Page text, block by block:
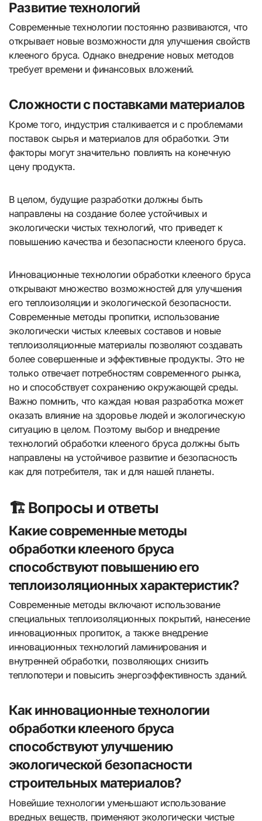
Развитие технологий
Современные технологии постоянно развиваются, что
открывает новые возможности для улучшения свойств
клееного бруса. Однако внедрение новых методов
требует времени и финансовых вложений.
Сложности с поставками материалов
Кроме того, индустрия сталкивается и с проблемами
поставок сырья и материалов для обработки. Эти
факторы могут значительно повлиять на конечную
цену продукта.
В целом, будущие разработки должны быть
направлены на создание более устойчивых и
экологически чистых технологий, что приведет к
повышению качества и безопасности клееного бруса.
Инновационные технологии обработки клееного бруса
открывают множество возможностей для улучшения
его теплоизоляции и экологической безопасности.
Современные методы пропитки, использование
экологически чистых клеевых составов и новые
теплоизоляционные материалы позволяют создавать
более совершенные и эффективные продукты. Это не
только отвечает потребностям современного рынка,
но и способствует сохранению окружающей среды.
Важно помнить, что каждая новая разработка может
оказать влияние на здоровье людей и экологическую
ситуацию в целом. Поэтому выбор и внедрение
технологий обработки клееного бруса должны быть
направлены на устойчивое развитие и безопасность
как для потребителя, так и для нашей планеты.
🏗️ Вопросы и ответы
Какие современные методы
обработки клееного бруса
способствуют повышению его
теплоизоляционных характеристик?
Современные методы включают использование
специальных теплоизоляционных покрытий, нанесение
инновационных пропиток, а также внедрение
инновационных технологий ламинирования и
внутренней обработки, позволяющих снизить
теплопотери и повысить энергоэффективность зданий.
Как инновационные технологии
обработки клееного бруса
способствуют улучшению
экологической безопасности
строительных материалов?
Новейшие технологии уменьшают использование
вредных веществ, применяют экологически чистые